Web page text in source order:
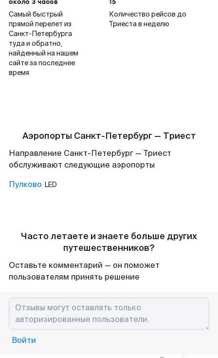
Самый быстрый
прямой перелет из
Санкт-Петербурга
туда и обратно,
найденный на нашем
сайте за последнее
время
Количество рейсов до
Триеста в неделю
Аэропорты Санкт-Петербург — Триест
Направление Санкт-Петербург — Триест
обслуживают следующие аэропорты
Пулково LED
Часто летаете и знаете больше других
путешественников?
Оставьте комментарий — он поможет
пользователям принять решение
Войти